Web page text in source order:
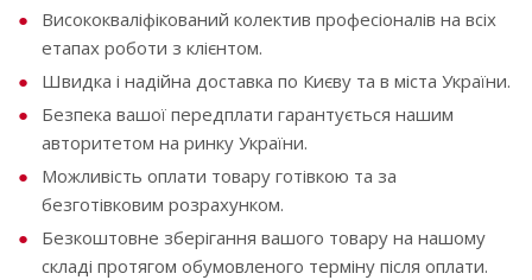
Висококваліфікований колектив професіоналів на всіх
етапах роботи з клієнтом.
Швидка і надійна доставка по Києву та в міста України.
Безпека вашої передплати гарантується нашим
авторитетом на ринку України.
Можливість оплати товару готівкою та за
безготівковим розрахунком.
Безкоштовне зберігання вашого товару на нашому
складі протягом обумовленого терміну після оплати.